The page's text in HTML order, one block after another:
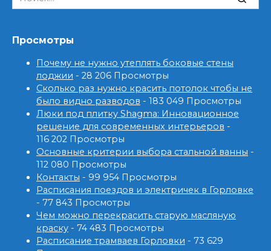
for:
Просмотры
Почему не нужно утеплять боковые стены
лоджии - 28 206 Просмотры
Сколько раз нужно красить потолок чтобы не
было видно разводов - 183 049 Просмотры
Люки под плитку Shagma: Инновационное
решение для современных интерьеров -
116 202 Просмотры
Основные критерии выбора стальной ванны -
112 080 Просмотры
Контакты - 99 954 Просмотры
Расписания поездов и электричек в Горловке
- 77 843 Просмотры
Чем можно перекрасить старую масляную
краску - 74 483 Просмотры
Расписание трамваев Горловки - 73 629